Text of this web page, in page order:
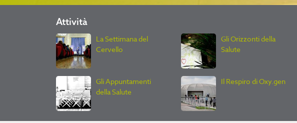
Attività
La Settimana del
Cervello
Gli Orizzonti della
Salute
Gli Appuntamenti
della Salute
Il Respiro di Oxy.gen